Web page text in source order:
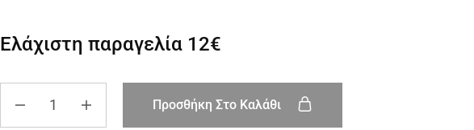
Ελάχιστη παραγελία 12€
Προσθήκη Στο Καλάθι